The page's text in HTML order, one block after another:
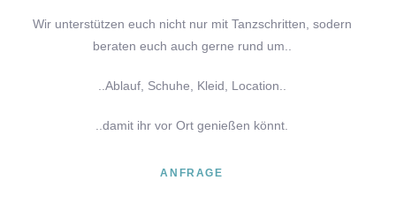
Wir unterstützen euch nicht nur mit Tanzschritten, sodern
beraten euch auch gerne rund um..
..Ablauf, Schuhe, Kleid, Location..
..damit ihr vor Ort genießen könnt.
ANFRAGE